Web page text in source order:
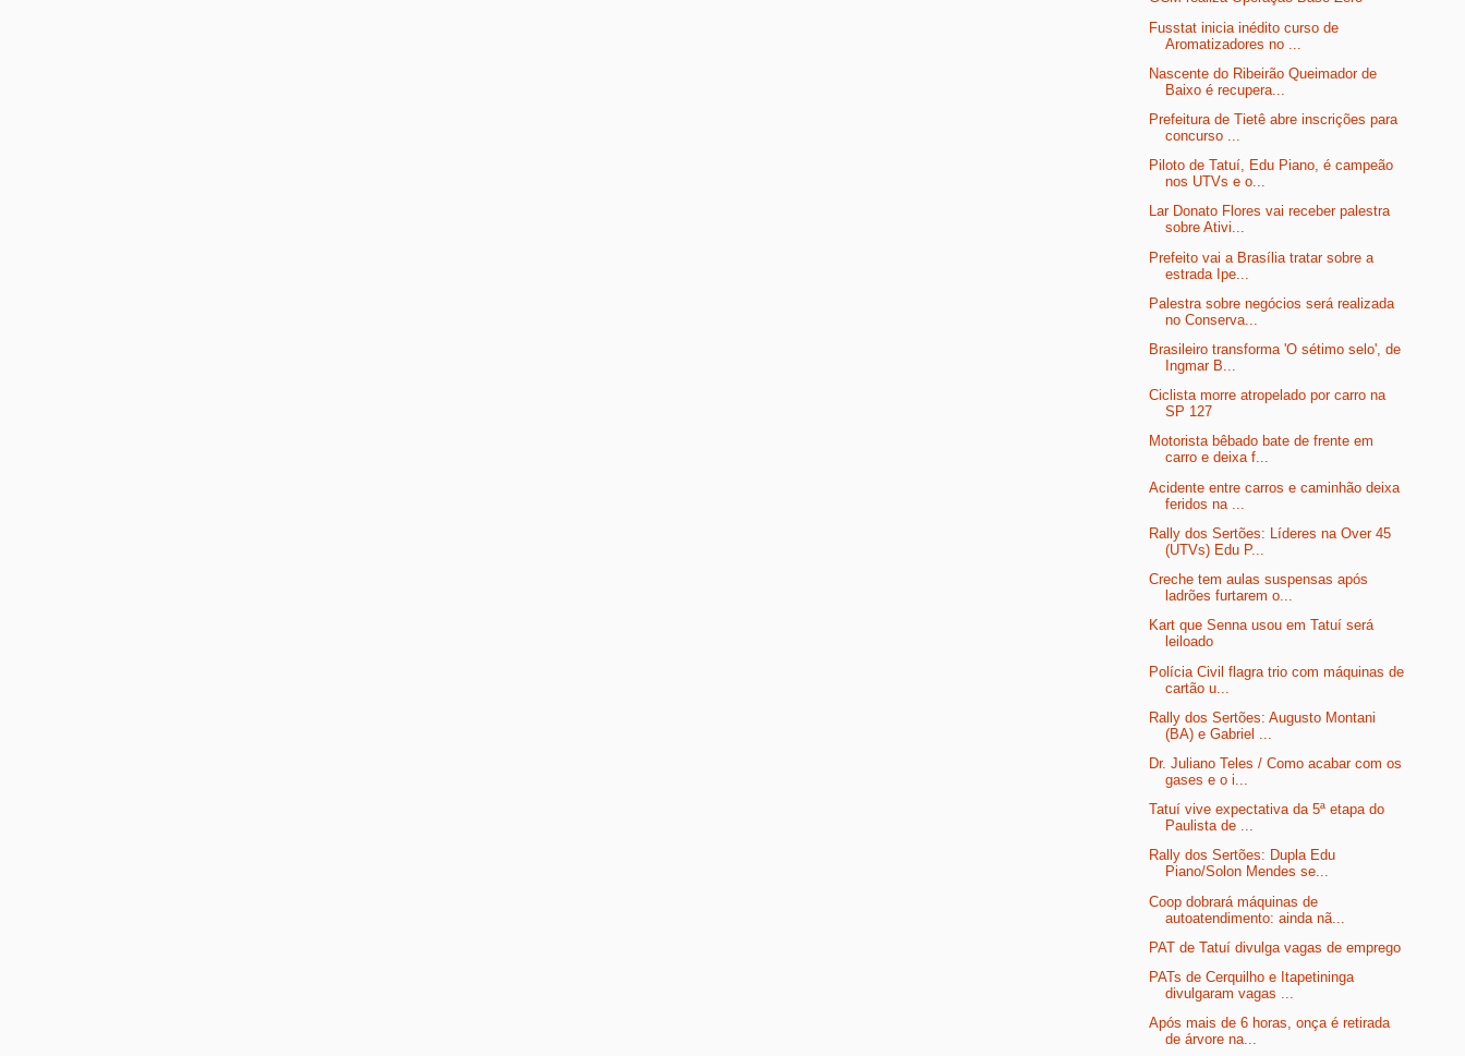
Fusstat inicia inédito curso de
Aromatizadores no ...
Nascente do Ribeirão Queimador de
Baixo é recupera...
Prefeitura de Tietê abre inscrições para
concurso ...
Piloto de Tatuí, Edu Piano, é campeão
nos UTVs e o...
Lar Donato Flores vai receber palestra
sobre Ativi...
Prefeito vai a Brasília tratar sobre a
estrada Ipe...
Palestra sobre negócios será realizada
no Conserva...
Brasileiro transforma 'O sétimo selo', de
Ingmar B...
Ciclista morre atropelado por carro na
SP 127
Motorista bêbado bate de frente em
carro e deixa f...
Acidente entre carros e caminhão deixa
feridos na ...
Rally dos Sertões: Líderes na Over 45
(UTVs) Edu P...
Creche tem aulas suspensas após
ladrões furtarem o...
Kart que Senna usou em Tatuí será
leiloado
Polícia Civil flagra trio com máquinas de
cartão u...
Rally dos Sertões: Augusto Montani
(BA) e Gabriel ...
Dr. Juliano Teles / Como acabar com os
gases e o i...
Tatuí vive expectativa da 5ª etapa do
Paulista de ...
Rally dos Sertões: Dupla Edu
Piano/Solon Mendes se...
Coop dobrará máquinas de
autoatendimento: ainda nã...
PAT de Tatuí divulga vagas de emprego
PATs de Cerquilho e Itapetininga
divulgaram vagas ...
Após mais de 6 horas, onça é retirada
de árvore na...